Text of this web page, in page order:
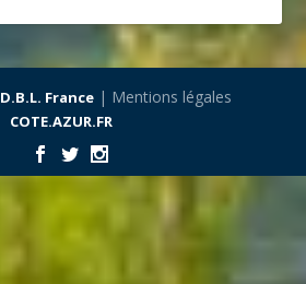
D.B.L. France| Mentions légales
COTE.AZUR.FR